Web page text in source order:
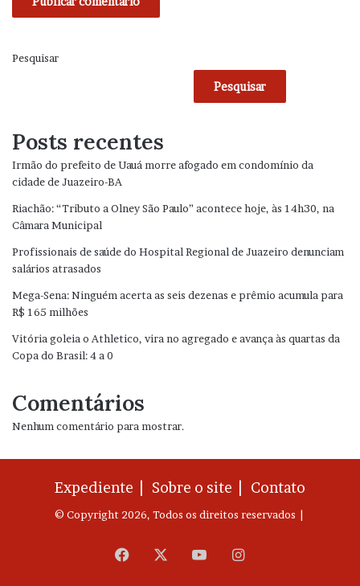
Pesquisar
Pesquisar
Posts recentes
Irmão do prefeito de Uauá morre afogado em condomínio da
cidade de Juazeiro-BA
Riachão: “Tributo a Olney São Paulo” acontece hoje, às 14h30, na
Câmara Municipal
Profissionais de saúde do Hospital Regional de Juazeiro denunciam
salários atrasados
Mega-Sena: Ninguém acerta as seis dezenas e prêmio acumula para
R$ 165 milhões
Vitória goleia o Athletico, vira no agregado e avança às quartas da
Copa do Brasil: 4 a 0
Comentários
Nenhum comentário para mostrar.
Expediente | Sobre o site | Contato
© Copyright 2026, Todos os direitos reservados |
Facebook YouTubeInstagram